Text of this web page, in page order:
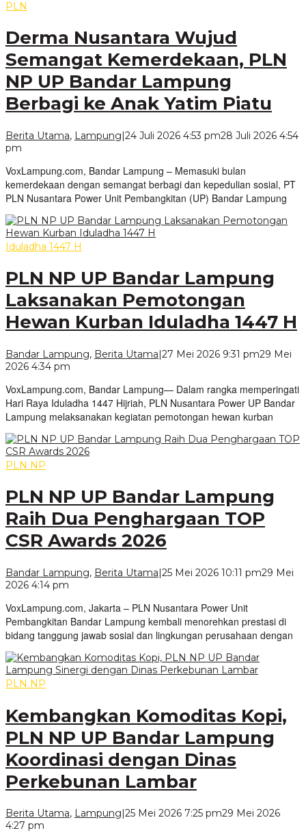
PLN
Derma Nusantara Wujud
Semangat Kemerdekaan, PLN
NP UP Bandar Lampung
Berbagi ke Anak Yatim Piatu
Berita Utama, Lampung|24 Juli 2026 4:53 pm28 Juli 2026 4:54
pm
VoxLampung.com, Bandar Lampung – Memasuki bulan
kemerdekaan dengan semangat berbagi dan kepedulian sosial, PT
PLN Nusantara Power Unit Pembangkitan (UP) Bandar Lampung
Iduladha 1447 H
PLN NP UP Bandar Lampung
Laksanakan Pemotongan
Hewan Kurban Iduladha 1447 H
Bandar Lampung, Berita Utama|27 Mei 2026 9:31 pm29 Mei
2026 4:34 pm
VoxLampung.com, Bandar Lampung— Dalam rangka memperingati
Hari Raya Iduladha 1447 Hijriah, PLN Nusantara Power UP Bandar
Lampung melaksanakan kegiatan pemotongan hewan kurban
PLN NP
PLN NP UP Bandar Lampung
Raih Dua Penghargaan TOP
CSR Awards 2026
Bandar Lampung, Berita Utama|25 Mei 2026 10:11 pm29 Mei
2026 4:14 pm
VoxLampung.com, Jakarta – PLN Nusantara Power Unit
Pembangkitan Bandar Lampung kembali menorehkan prestasi di
bidang tanggung jawab sosial dan lingkungan perusahaan dengan
PLN NP
Kembangkan Komoditas Kopi,
PLN NP UP Bandar Lampung
Koordinasi dengan Dinas
Perkebunan Lambar
Berita Utama, Lampung|25 Mei 2026 7:25 pm29 Mei 2026
4:27 pm